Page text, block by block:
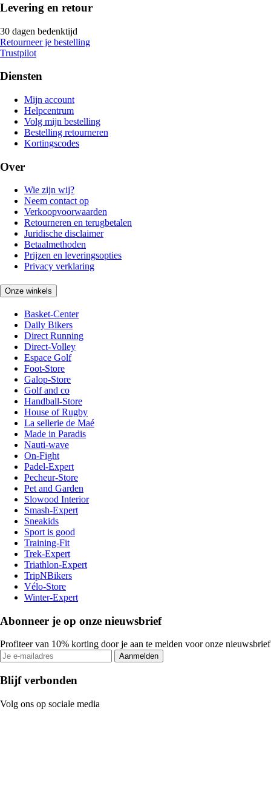
Levering en retour
30 dagen bedenktijd
Retourneer je bestelling
Trustpilot
Diensten
Mijn account
Helpcentrum
Volg mijn bestelling
Bestelling retourneren
Kortingscodes
Over
Wie zijn wij?
Neem contact op
Verkoopvoorwaarden
Retourneren en terugbetalen
Juridische disclaimer
Betaalmethoden
Prijzen en leveringsopties
Privacy verklaring
Onze winkels
Basket-Center
Daily Bikers
Direct Running
Direct-Volley
Espace Golf
Foot-Store
Galop-Store
Golf and co
Handball-Store
House of Rugby
La sellerie de Maé
Made in Paradis
Nauti-wave
On-Fight
Padel-Expert
Pecheur-Store
Pet and Garden
Slowood Interior
Smash-Expert
Sneakids
Sport is good
Training-Fit
Trek-Expert
Triathlon-Expert
TripNBikers
Vélo-Store
Winter-Expert
Abonneer je op onze nieuwsbrief
Profiteer van 10% korting door je aan te melden voor onze nieuwsbrief
Aanmelden
Blijf verbonden
Volg ons op sociale media